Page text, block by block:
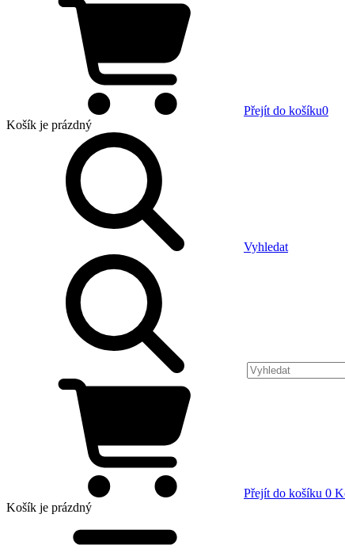
Přejít do košíku0
Košík je prázdný
Vyhledat
Přejít do košíku 0
Košík je prázdný